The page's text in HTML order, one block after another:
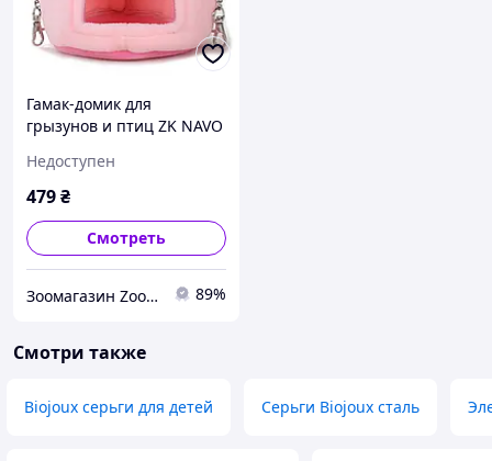
Гамак-домик для
грызунов и птиц ZK NAVO
Недоступен
479₴
Смотреть
Зоомагазин Zoo-expert. Быстрая отправка. 89%
Смотри также
Biojoux серьги для детей Серьги Biojoux сталь